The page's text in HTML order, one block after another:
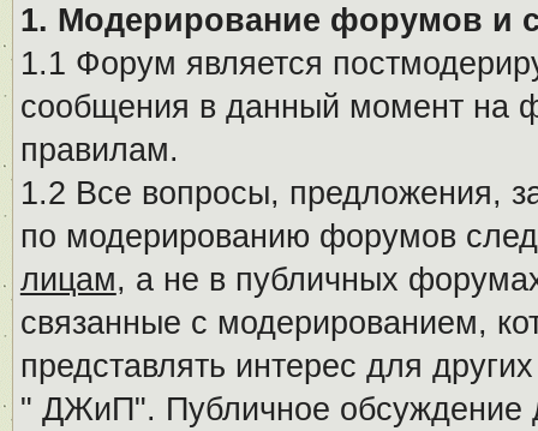
1. Модерирование форумов и
1.1 Форум является
сообщения в данный момент на
правилам.
1.2 Все вопросы, предложения,
по модерированию форумов
лицам, а не в публичных
связанные с модерированием,
представлять интерес для
" ДЖиП". Публичное обсуждение